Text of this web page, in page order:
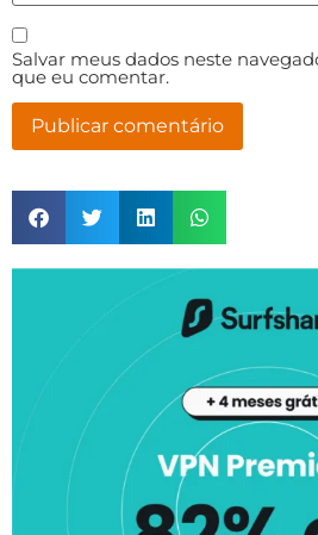
Salvar meus dados neste
que eu comentar.